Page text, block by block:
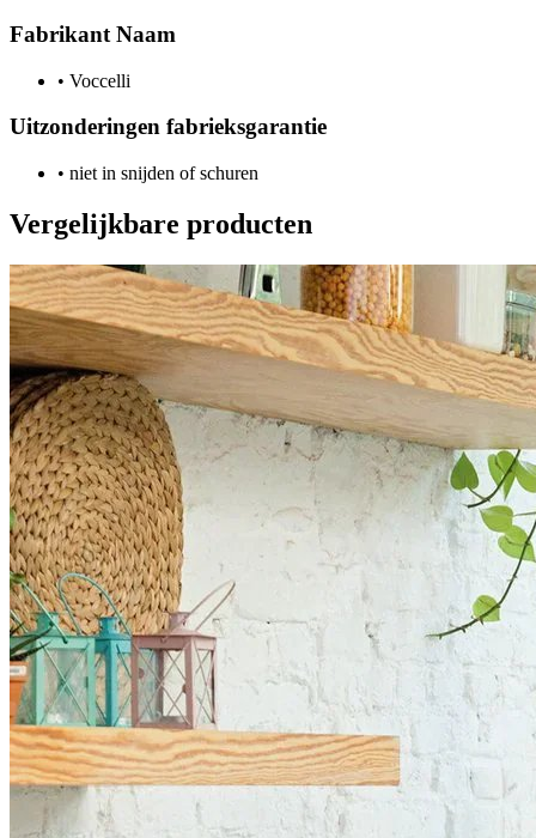
Fabrikant Naam
• Voccelli
Uitzonderingen fabrieksgarantie
• niet in snijden of schuren
Vergelijkbare producten